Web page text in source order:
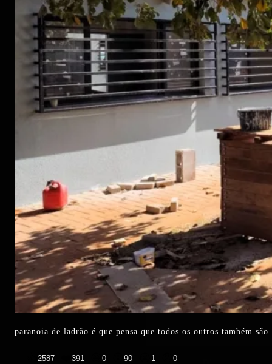
paranoia de ladrão é que pensa que todos os outros também
2587 391 0 90 1 0